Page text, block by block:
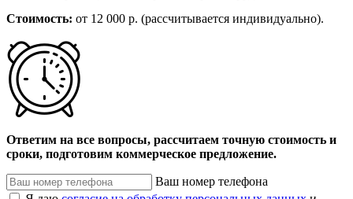
Стоимость: от 12 000 р. (рассчитывается индивидуально).
Ответим на все вопросы, рассчитаем точную стоимость и
сроки, подготовим коммерческое предложение.
Ваш номер телефона